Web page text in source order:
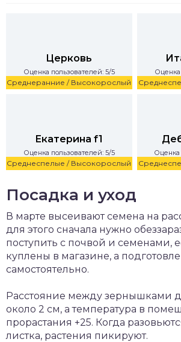
Среднеранние / Высокорослый
Церковь
Оценка пользователей: 5/5 Оценка
Среднеспелые / Высокорослый
Екатерина f1
Оценка пользователей: 5/5 Оценка
Посадка и уход
В марте высеивают семена на
для этого сначала нужно
поступить с почвой и семенами,
куплены в магазине, а
самостоятельно.
Расстояние между зернышками
около 2 см, а температура в
прорастания +25. Когда
листка, растения пикируют.